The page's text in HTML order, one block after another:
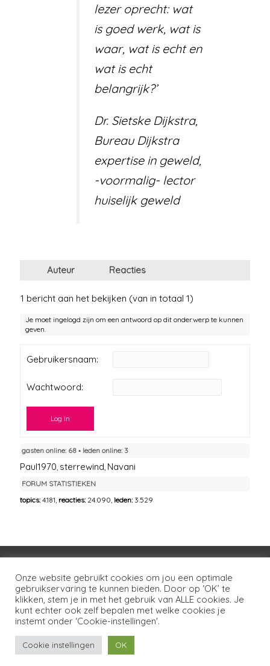
lezer oprecht: wat
is goed werk, wat is
waar, wat is echt en
wat is echt
belangrijk?’
Dr. Sietske Dijkstra,
Bureau Dijkstra
expertise in geweld,
-voormalig- lector
huiselijk geweld
Auteur Reacties
1 bericht aan het bekijken (van in totaal 1)
Je moet ingelogd zijn om een antwoord op dit onderwerp te kunnen
geven.
Gebruikersnaam:
Wachtwoord:
Log In
gasten online: 68 ▪︎ leden online: 3
Paul1970 sterrewind Navani
FORUM STATISTIEKEN
topics:4.181, reacties: 24.090, leden: 3.529
Voorwaarden Huisregels
Privacybeleid
Disclaimer
Over LSG Ons netwerk Contact
Copyright © 2026 Lotgenoten Seksueel Geweld
Onze website gebruikt cookies om jou een optimale
gebruikservaring te kunnen bieden. Door op ‘OK’ te
klikken, stem je in met het gebruik van ALLE cookies. Je
kunt echter ook zelf bepalen met welke cookies je
instemt onder ‘Cookie-instellingen'.
Cookie instellingen OK